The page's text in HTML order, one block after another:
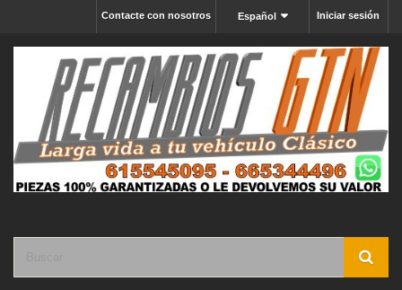
Iniciar sesión
Español
Contacte con nosotros